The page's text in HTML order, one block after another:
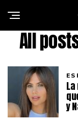
All
y